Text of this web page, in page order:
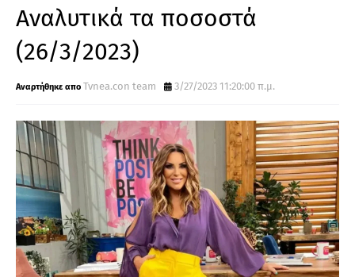
Αναλυτικά τα ποσοστά
(26/3/2023)
Tvnea.con team 3/27/2023 11:20:00 π.μ.